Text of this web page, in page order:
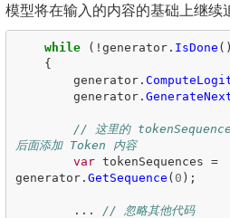
模型将在输入的内容的基础上继续
while (! generator. IsDone
{
generator.
generator.
// 这里的
后面添加 Token 内容
var tokenSequences =
generator. GetSequence ( 0 );
...
// 忽略其他代码